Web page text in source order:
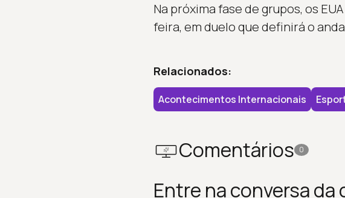
Na próxima fase de grupos, os
feira, em duelo que definirá o
Relacionados:
Acontecimentos Internacionais
Comentários 0
Entre na conversa